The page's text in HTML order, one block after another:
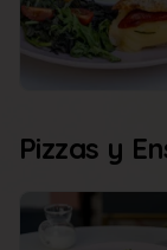
Pizzas y